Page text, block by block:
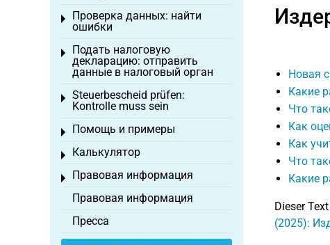
Новая
Какие
Что
Как
Как
Что
Какие
Dieser
(2025):
Проверка данных: найти
ошибки
Toggle menu
Подать налоговую
декларацию: отправить
данные в налоговый орган
Toggle menu
Steuerbescheid prüfen:
Kontrolle muss sein
Toggle menu
Помощь и примеры
Toggle menu
Калькулятор
Toggle menu
Правовая информация
Toggle menu
Правовая информация
Пресса